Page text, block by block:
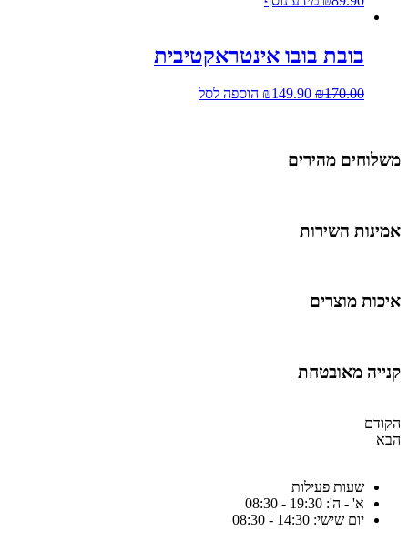
בובת בובו אינטראקטיבית
₪170.00
₪149.90 הוספה לסל
מהירים
השירות
מוצרים
מאובטחת
שעות פעילות
א' - ה': 19:30 - 08:30
יום שישי: 14:30 - 08:30